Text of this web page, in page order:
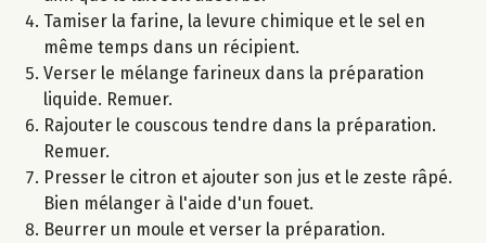
Tamiser la farine, la levure chimique et le sel en
même temps dans un récipient.
Verser le mélange farineux dans la préparation
liquide. Remuer.
Rajouter le couscous tendre dans la préparation.
Remuer.
Presser le citron et ajouter son jus et le zeste râpé.
Bien mélanger à l'aide d'un fouet.
Beurrer un moule et verser la préparation.